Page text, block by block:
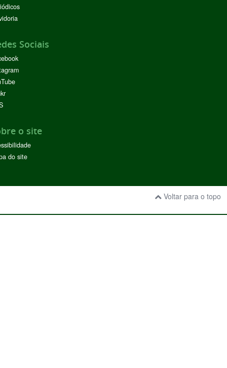
Sociais
o site
do site
Voltar para o topo